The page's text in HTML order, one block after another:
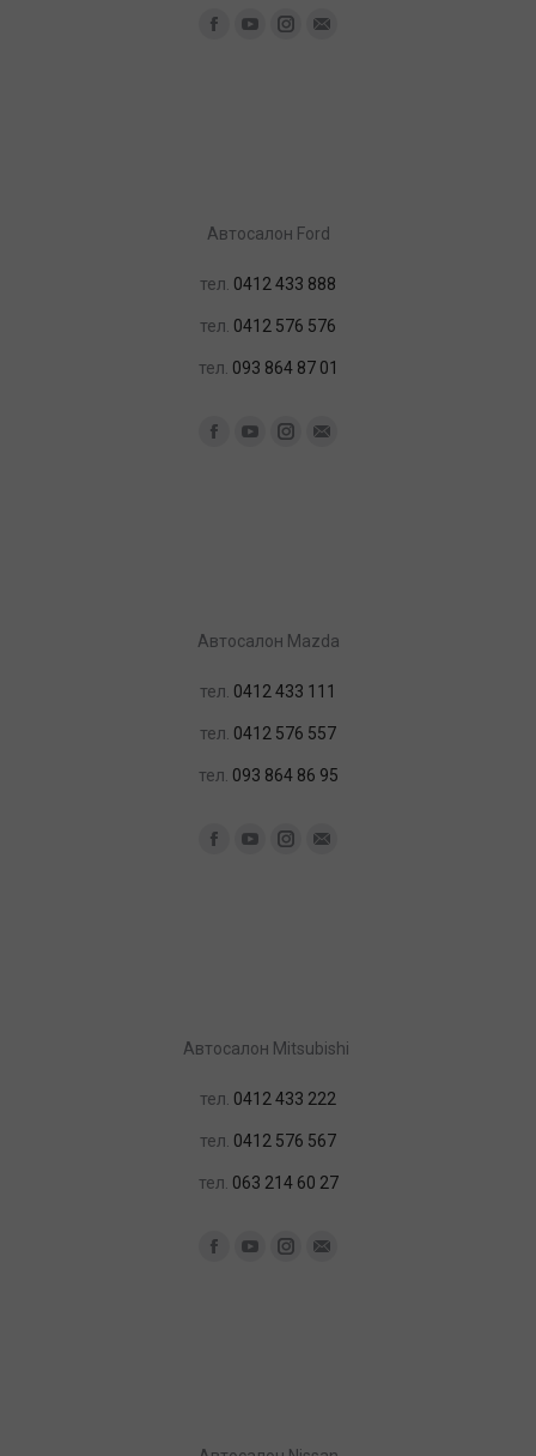
Facebook
YouTubeInstagram
Автосалон Ford
тел. 0412 433 888
тел. 0412 576 576
тел. 093 864 87 01
Facebook
YouTubeInstagram
Автосалон Mazda
тел. 0412 433 111
тел. 0412 576 557
тел. 093 864 86 95
Facebook
YouTubeInstagram
Автосалон Mitsubishi
тел. 0412 433 222
тел. 0412 576 567
тел. 063 214 60 27
Facebook
YouTubeInstagram